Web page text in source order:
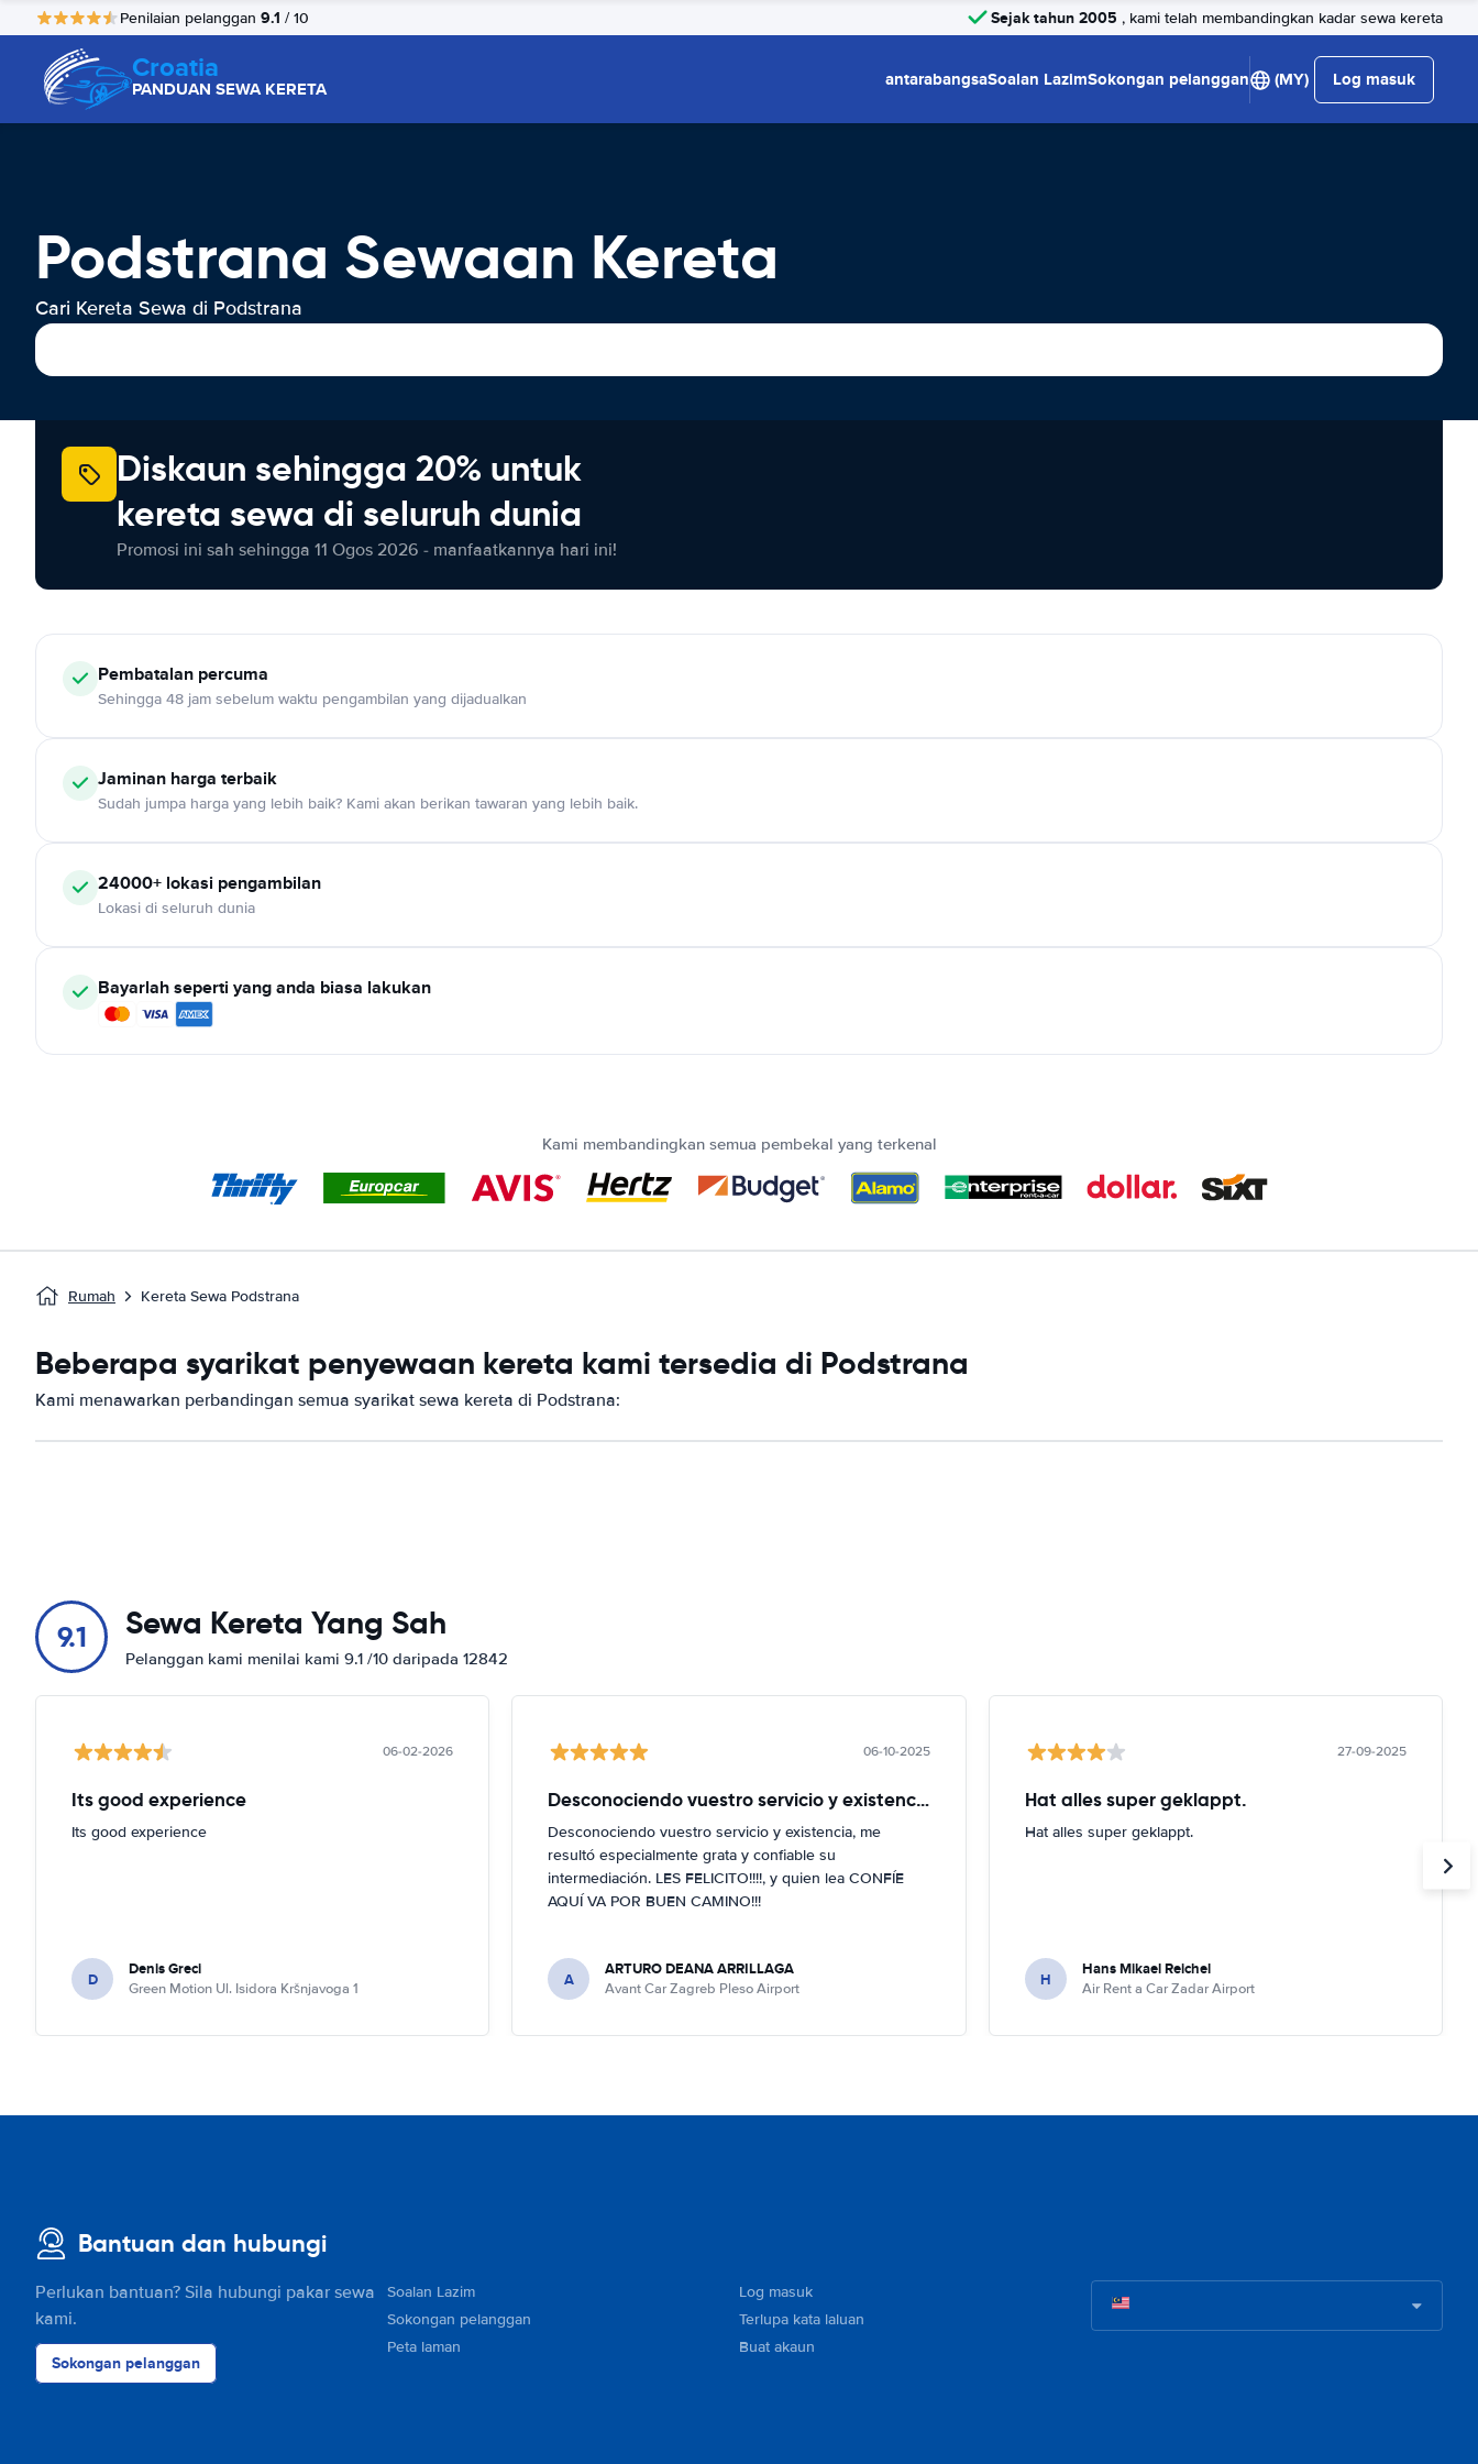
Penilaian pelanggan 9.1 / 10 Sejak tahun 2005 , kami telah membandingkan kadar sewa kereta
Croatia
PANDUAN SEWA KERETA antarabangsaSoalan LazimSokongan pelanggan (MY) Log masuk
Podstrana Sewaan Kereta
Cari Kereta Sewa di Podstrana
Diskaun sehingga 20% untuk
kereta sewa di seluruh dunia
Promosi ini sah sehingga 11 Ogos 2026 - manfaatkannya hari ini!
Pembatalan percuma
Sehingga 48 jam sebelum waktu pengambilan yang dijadualkan
Jaminan harga terbaik
Sudah jumpa harga yang lebih baik? Kami akan berikan tawaran yang lebih baik.
24000+ lokasi pengambilan
Lokasi di seluruh dunia
Bayarlah seperti yang anda biasa lakukan
Kami membandingkan semua pembekal yang terkenal
Rumah Kereta Sewa Podstrana
Beberapa syarikat penyewaan kereta kami tersedia di Podstrana
Kami menawarkan perbandingan semua syarikat sewa kereta di Podstrana:
9.1 Sewa Kereta Yang Sah
Pelanggan kami menilai kami 9.1 /10 daripada 12842
06-02-2026
Its good experience
Its good experience
D Denis Greci
Green Motion Ul. Isidora Kršnjavoga 1
06-10-2025
Desconociendo vuestro servicio y existencia
Desconociendo vuestro servicio y existencia, me
resultó especialmente grata y confiable su
intermediación. LES FELICITO!!!!, y quien lea CONFÍE
AQUÍ VA POR BUEN CAMINO!!!
A ARTURO DEANA ARRILLAGA
Avant Car Zagreb Pleso Airport
27-09-2025
Hat alles super geklappt.
Hat alles super geklappt.
H Hans Mikael Reichel
Air Rent a Car Zadar Airport
Bantuan dan hubungi
Perlukan bantuan? Sila hubungi pakar sewa
kami.
Sokongan pelanggan
Soalan Lazim
Sokongan pelanggan
Peta laman
Log masuk
Terlupa kata laluan
Buat akaun